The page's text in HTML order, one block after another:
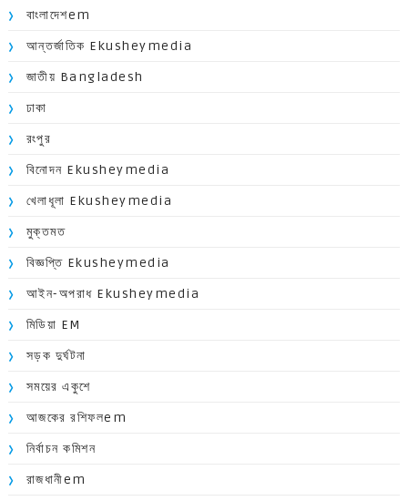
বাংলাদেশem
আন্তর্জাতিক Ekusheymedia
জাতীয় Bangladesh
ঢাকা
রংপুর
বিনোদন Ekusheymedia
খেলাধূলা Ekusheymedia
মুক্তমত
বিজ্ঞপ্তি Ekusheymedia
আইন-অপরাধ Ekusheymedia
মিডিয়া EM
সড়ক দুর্ঘটনা
সময়ের একুশে
আজকের রশিফলem
নির্বাচন কমিশন
রাজধানীem